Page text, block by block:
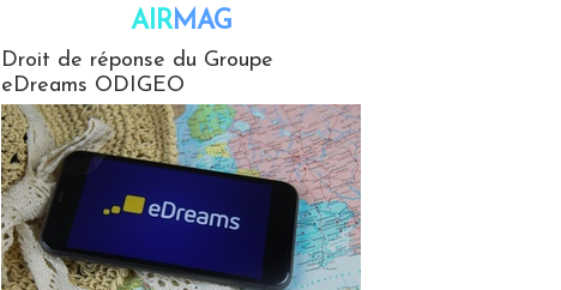
AIRMAG
Droit de réponse du Groupe
eDreams ODIGEO